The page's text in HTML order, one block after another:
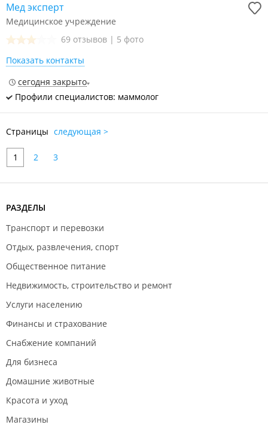
Мед эксперт
Медицинское учреждение
69 отзывов | 5 фото
Показать контакты
сегодня закрыто
Профили специалистов: маммолог
Страницы следующая >
1 2 3
РАЗДЕЛЫ
Транспорт и перевозки
Отдых, развлечения, спорт
Общественное питание
Недвижимость, строительство и ремонт
Услуги населению
Финансы и страхование
Снабжение компаний
Для бизнеса
Домашние животные
Красота и уход
Магазины